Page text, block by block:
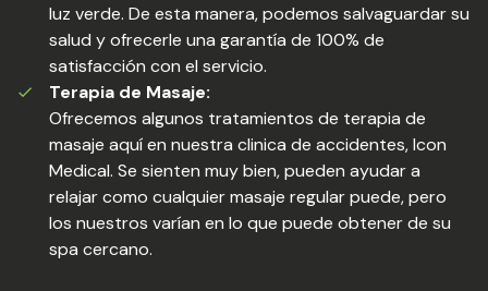
luz verde. De esta manera, podemos salvaguardar su
salud y ofrecerle una garantía de 100% de
satisfacción con el servicio.
Terapia de Masaje:
Ofrecemos algunos tratamientos de terapia de
masaje aquí en nuestra clinica de accidentes, Icon
Medical. Se sienten muy bien, pueden ayudar a
relajar como cualquier masaje regular puede, pero
los nuestros varían en lo que puede obtener de su
spa cercano.